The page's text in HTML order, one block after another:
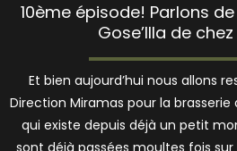
10ème épisode! Parlons
Gose’Illa de
Et bien aujourd’hui nous allons
Direction Miramas pour la brasserie
qui existe depuis déjà un petit